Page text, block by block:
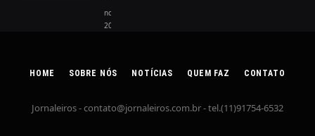
novembro 29,
2024
HOME SOBRE NÓS NOTÍCIAS QUEM FAZ CONTATO
Jornaleiros -contato@jornaleiros.com.br- tel.(11)91754-6532